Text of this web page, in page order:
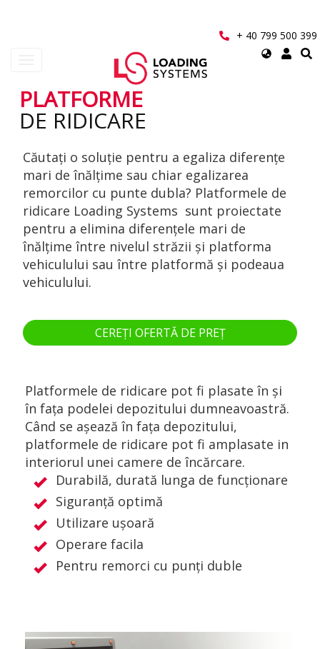
+ 40 799 500 399
Select
User
menu
PLATFORME
DE RIDICARE
Căutați o soluție pentru a egaliza diferențe
mari de înălțime sau chiar egalizarea
remorcilor cu punte dubla? Platformele de
ridicare Loading Systems sunt proiectate
pentru a elimina diferențele mari de
înălțime între nivelul străzii și platforma
vehiculului sau între platformă și podeaua
vehiculului.
CEREȚI OFERTĂ DE PREȚ
Platformele de ridicare pot fi plasate în și
în fața podelei depozitului dumneavoastră.
Când se așează în fața depozitului,
platformele de ridicare pot fi amplasate in
interiorul unei camere de încărcare.
Durabilă, durată lunga de funcționare
Siguranță optimă
Utilizare ușoară
Operare facila
Pentru remorci cu punți duble